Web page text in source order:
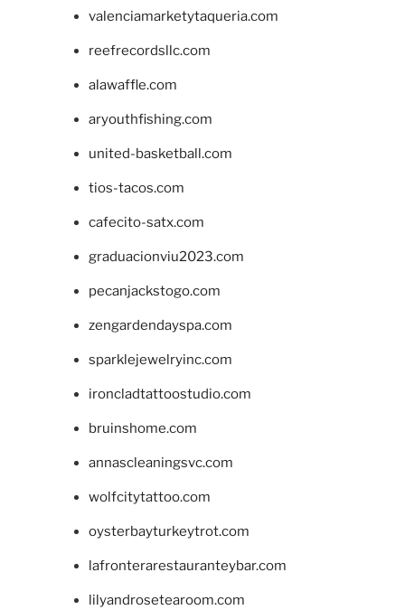
valenciamarketytaqueria.com
reefrecordsllc.com
alawaffle.com
aryouthfishing.com
united-basketball.com
tios-tacos.com
cafecito-satx.com
graduacionviu2023.com
pecanjackstogo.com
zengardendayspa.com
sparklejewelryinc.com
ironcladtattoostudio.com
bruinshome.com
annascleaningsvc.com
wolfcitytattoo.com
oysterbayturkeytrot.com
lafronterarestauranteybar.com
lilyandrosetearoom.com